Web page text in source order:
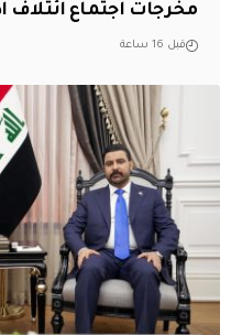
مخرجات اجتماع ائتلاف
قبل 16 ساعة